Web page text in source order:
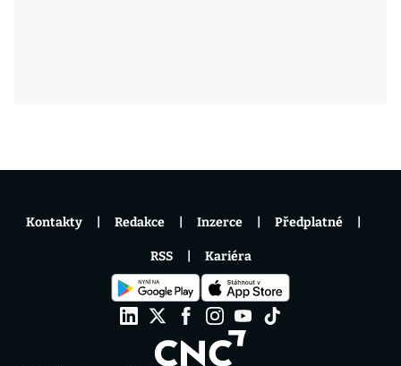
Kontakty Redakce Inzerce Předplatné
RSS Kariéra